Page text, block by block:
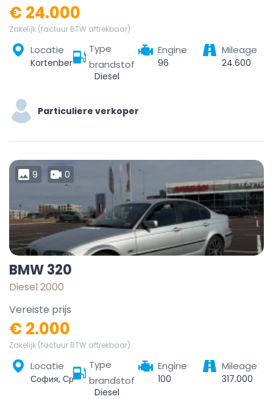
€ 24.000
Zakelijk (factuur BTW aftrekbaar)
Locatie
Kortenberg, Leuven, Vlaams-Brabant, Vlaanderen, België
Type
brandstof
Diesel
Engine
96
Mileage
24.600
Particuliere verkoper
9 0
BMW 320
Diesel 2000
Vereiste prijs
€ 2.000
Zakelijk (factuur BTW aftrekbaar)
Locatie
София, Средец, Столична, София-град, България
Type
brandstof
Diesel
Engine
100
Mileage
317.000